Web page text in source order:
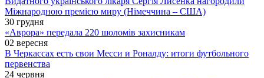
Міжнародною премією миру (Німеччина – США)
30 грудня
«Аврора» передала 220 шоломів захисникам
02 вересня
В Черкассах есть свои Месси и Роналду: итоги футбольного
первенства
24 червня